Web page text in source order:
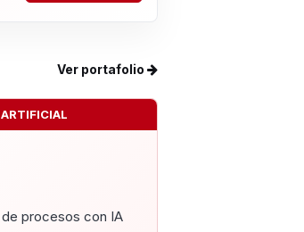
Ver portafolio
procesos con IA